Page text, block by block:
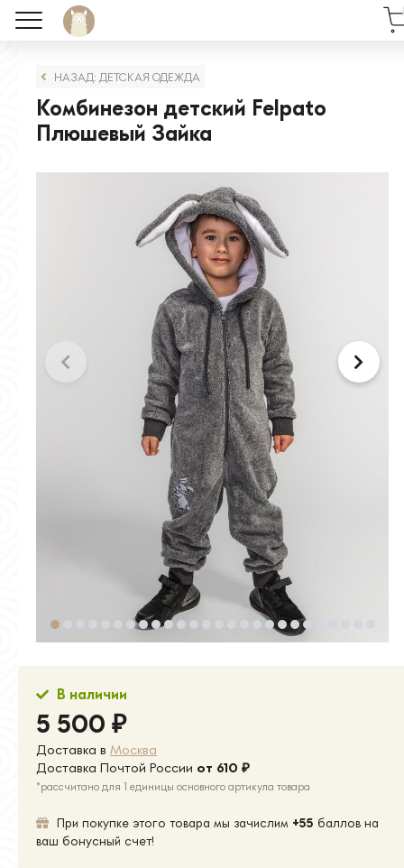
НАЗАД: ДЕТСКАЯ ОДЕЖДА
Комбинезон детский Felpato
Плюшевый Зайка
В наличии
5 500 ₽
Доставка в Москва
Доставка Почтой России от 610 ₽
*рассчитано для 1 единицы основного артикула товара
При покупке этого товара мы зачислим +55 баллов на
ваш бонусный счет!